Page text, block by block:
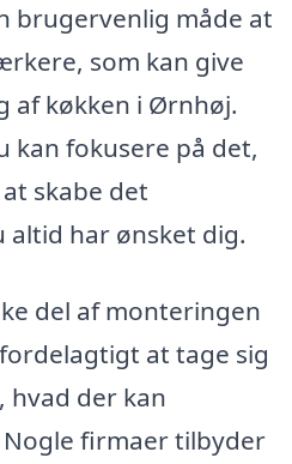
brugervenlig måde at
som kan give
af køkken i Ørnhøj.
kan fokusere på det,
skabe det
altid har ønsket dig.
del af monteringen
at tage sig
hvad der kan
firmaer tilbyder